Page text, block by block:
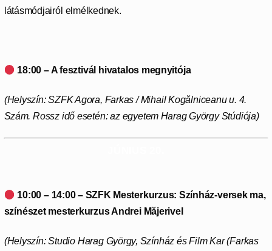
látásmódjairól elmélkednek.
18:00 –A fesztivál hivatalos megnyitója
(Helyszín: SZFK Agora, Farkas /Mihail Kogălniceanu u. 4.
Szám. Rossz idő esetén: az egyetem Harag György Stúdiója)
10:00 – 14:00 – SZFK Mesterkurzus: Színház-versek ma,
színészet mesterkurzus Andrei Măjerivel
(Helyszín: Studio Harag György, Színház és Film Kar (Farkas